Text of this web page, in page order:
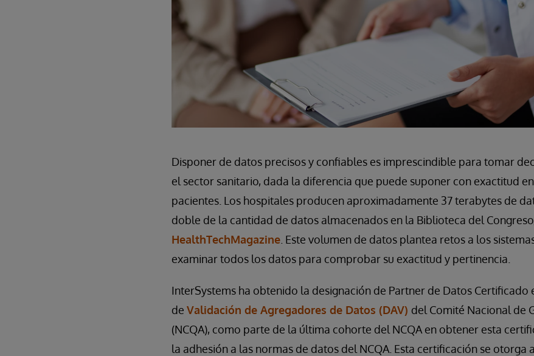
Disponer de datos precisos y confiables es imprescindible para tomar
el sector sanitario, dada la diferencia que puede suponer con exactitud
pacientes. Los hospitales producen aproximadamente 37 terabytes de
doble de la cantidad de datos almacenados en la Biblioteca del
HealthTechMagazine . Este volumen de datos plantea retos a los
examinar todos los datos para comprobar su exactitud y pertinencia.
InterSystems ha obtenido la designación de Partner de Datos Certificado
de Validación de Agregadores de Datos (DAV) del Comité Nacional de
(NCQA), como parte de la última cohorte del NCQA en obtener esta
la adhesión a las normas de datos del NCQA. Esta certificación se otorga